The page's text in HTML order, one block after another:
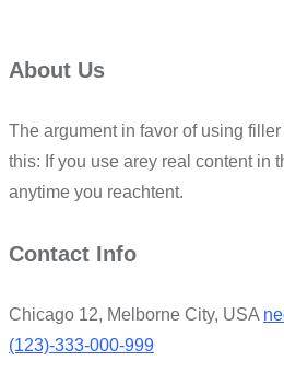
About Us
The argument in favor of using
this: If you use arey real content in
anytime you reachtent.
Contact Info
Chicago 12, Melborne City, USA
(123)-333-000-999